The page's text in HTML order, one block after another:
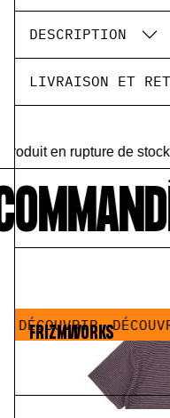
DESCRIPTION
LIVRAISON ET
en rupture de
DÉCOUVRIR
FRIZMWORKS
Thin Stripe Half Tee Red Bean
35,00 €